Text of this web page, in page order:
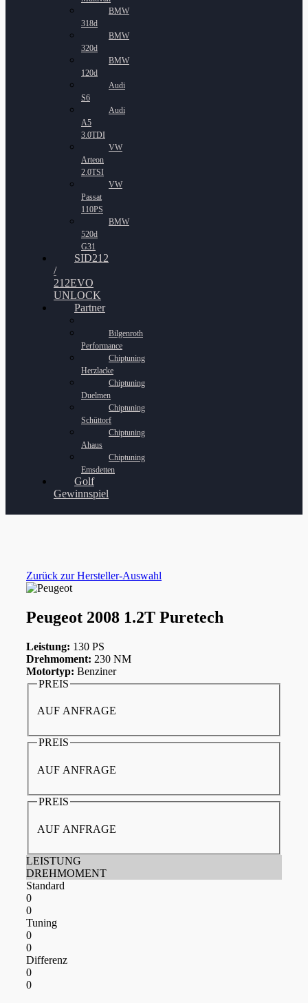
BMW
318d
BMW
320d
BMW
120d
Audi
S6
Audi
A5
3.0TDI
VW
Arteon
2.0TSI
VW
Passat
110PS
BMW
520d
G31
SID212
/
212EVO
UNLOCK
Partner
Bilgenroth
Performance
Chiptuning
Herzlacke
Chiptuning
Duelmen
Chiptuning
Schüttorf
Chiptuning
Ahaus
Chiptuning
Emsdetten
Golf
Gewinnspiel
Zurück zur Hersteller-Auswahl
Peugeot 2008 1.2T Puretech
Leistung: 130 PS
Drehmoment: 230 NM
Motortyp: Benziner
PREIS
AUF ANFRAGE
PREIS
AUF ANFRAGE
PREIS
AUF ANFRAGE
LEISTUNG
DREHMOMENT
Standard
0
0
Tuning
0
0
Differenz
0
0